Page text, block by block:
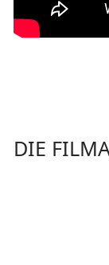
DIE